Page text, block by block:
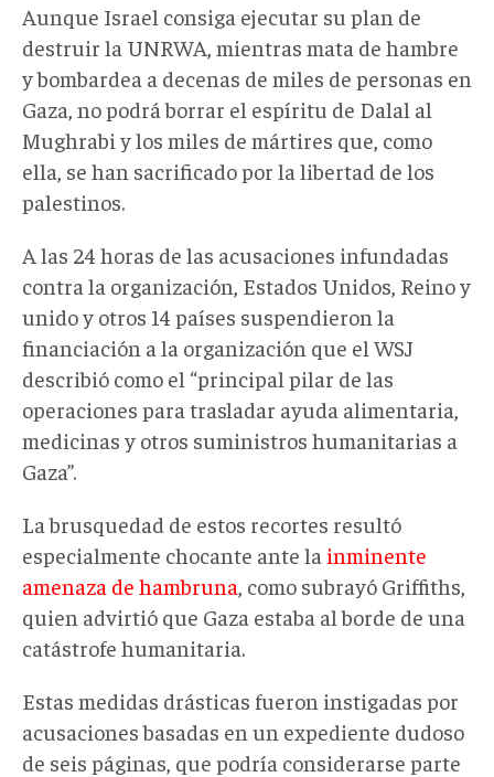
Aunque Israel consiga ejecutar su plan de
destruir la UNRWA, mientras mata de hambre
y bombardea a decenas de miles de personas en
Gaza, no podrá borrar el espíritu de Dalal al
Mughrabi y los miles de mártires que, como
ella, se han sacrificado por la libertad de los
palestinos.
A las 24 horas de las acusaciones infundadas
contra la organización, Estados Unidos, Reino y
unido y otros 14 países suspendieron la
financiación a la organización que el WSJ
describió como el “principal pilar de las
operaciones para trasladar ayuda alimentaria,
medicinas y otros suministros humanitarias a
Gaza”.
La brusquedad de estos recortes resultó
especialmente chocante ante la inminente
amenaza de hambruna , como subrayó Griffiths,
quien advirtió que Gaza estaba al borde de una
catástrofe humanitaria.
Estas medidas drásticas fueron instigadas por
acusaciones basadas en un expediente dudoso
de seis páginas, que podría considerarse parte